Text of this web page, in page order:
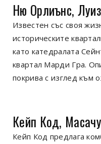
Ню Орлиънс,
Известен със своя
историческите
като катедралата
квартал Марди Гра.
покрива с изглед към
Кейп Код,
Кейп Код предлага